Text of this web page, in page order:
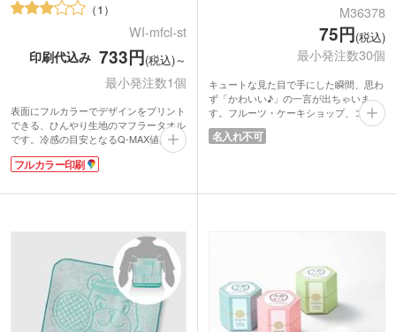
1
WI-mfcl-st
印刷代込み 733円(税込)～
最小発注数1個
表面にフルカラーでデザインをプリント
できる、ひんやり生地のマフラータオル
です。冷感の目安となるQ-MAX値は約
0.2で、触れたときにほんのりと冷たさ
を感じられます。濡らして使う必要がな
です。
で、スポーツ観戦やフェスなどのレジャ
ーシーンで活躍します。クラブチームの
ロゴやオリジナルキャラクターなどを印
刷した、オリジナルグッズ作成におすす
めです。
フルカラー印刷
M36378
75円(税込)
最小発注数30個
キュートな見た目で手にした瞬間、思わ
ず「かわいい♪」の一言が出ちゃいま
す。フルーツ・ケーキショップ、コスメ
など女性向けショップの購入特典ノベル
ティにおすすめです！
す。お手頃価格も嬉しいポイントです。
名入れ不可